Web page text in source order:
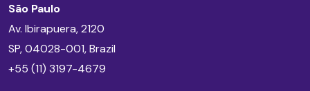
São Paulo
Av. Ibirapuera, 2120
SP, 04028-001, Brazil
+55 (11) 3197-4679